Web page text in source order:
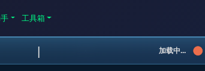
工具箱
| 加载中...